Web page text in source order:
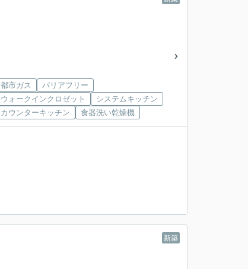
都市ガス
バリアフリー
ウォークインクロゼット
システムキッチン
カウンターキッチン
食器洗い乾燥機
新築